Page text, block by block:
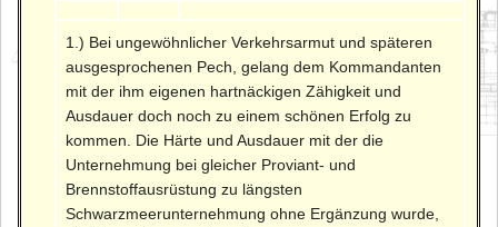
1.) Bei ungewöhnlicher Verkehrsarmut und späteren
ausgesprochenen Pech, gelang dem Kommandanten
mit der ihm eigenen hartnäckigen Zähigkeit und
Ausdauer doch noch zu einem schönen Erfolg zu
kommen. Die Härte und Ausdauer mit der die
Unternehmung bei gleicher Proviant- und
Brennstoffausrüstung zu längsten
Schwarzmeerunternehmung ohne Ergänzung wurde,